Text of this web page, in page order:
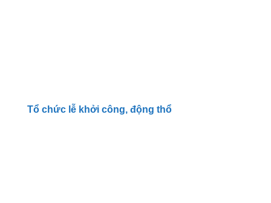
Tổ chức lễ khởi công, động thổ